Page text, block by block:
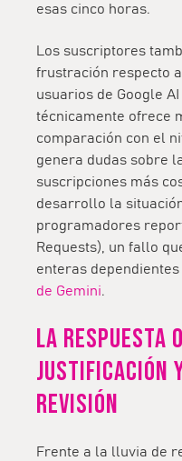
esas cinco horas.
Los suscriptores
frustración respecto
usuarios de Google
técnicamente ofrece
comparación con el
genera dudas sobre
suscripciones más
desarrollo la
programadores
Requests), un fallo
enteras dependientes
de Gemini.
La respuesta
justificación
revisión
Frente a la lluvia de